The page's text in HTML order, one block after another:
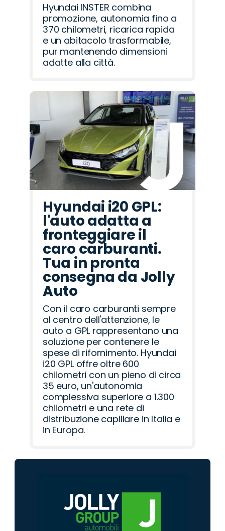
Hyundai INSTER combina
promozione, autonomia fino a
370 chilometri, ricarica rapida
e un abitacolo trasformabile,
pur mantenendo dimensioni
adatte alla città.
Hyundai i20 GPL:
l'auto adatta a
fronteggiare il
caro carburanti.
Tua in pronta
consegna da Jolly
Auto
Con il caro carburanti sempre
al centro dell'attenzione, le
auto a GPL rappresentano una
soluzione per contenere le
spese di rifornimento. Hyundai
i20 GPL offre oltre 600
chilometri con un pieno di circa
35 euro, un'autonomia
complessiva superiore a 1.300
chilometri e una rete di
distribuzione capillare in Italia e
in Europa.